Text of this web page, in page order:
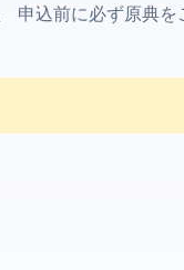
申込前に必ず原典を